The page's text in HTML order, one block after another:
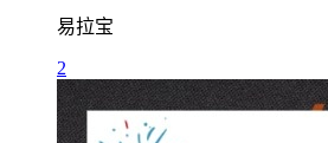
易拉宝
2